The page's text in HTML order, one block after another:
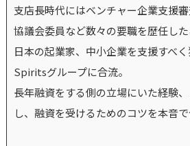
支店長時代にはベンチャー企業支援
協議会委員など数々の要職を歴任した
日本の起業家、中小企業を支援すべ
Spiritsグループに合流。
長年融資をする側の立場にいた経験
し、融資を受けるためのコツを本音で